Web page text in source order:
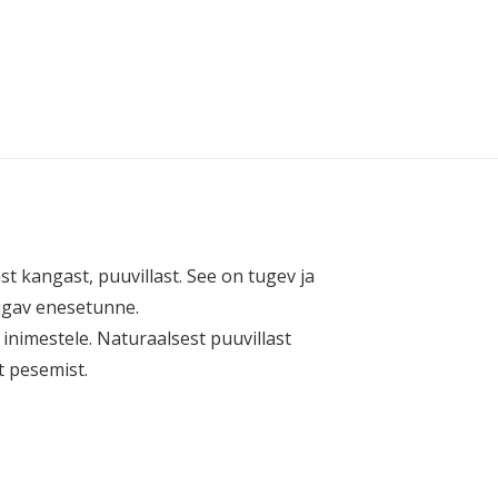
kangast, puuvillast. See on tugev ja
enesetunne.
Naturaalsest puuvillast
pesemist.